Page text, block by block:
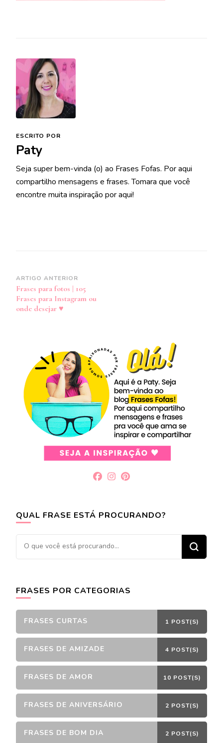
ESCRITO POR
Paty
Seja super bem-vinda (o) ao Frases Fofas. Por aqui
compartilho mensagens e frases. Tomara que você
encontre muita inspiração por aqui!
Navegação
de
post
ARTIGO ANTERIOR
Frases para fotos | 105
Frases para Instagram ou
onde desejar ♥
QUAL FRASE ESTÁ PROCURANDO?
Procurando
algo?
FRASES POR CATEGORIAS
FRASES CURTAS 1 POST(S)
FRASES DE AMIZADE 4 POST(S)
FRASES DE AMOR 10 POST(S)
FRASES DE ANIVERSÁRIO 2 POST(S)
FRASES DE BOM DIA 2 POST(S)